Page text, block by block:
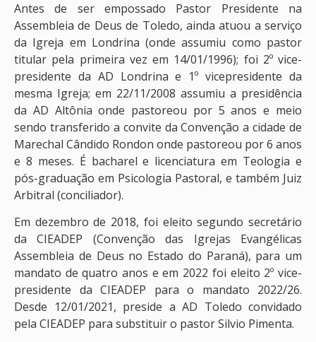
Antes de ser empossado Pastor Presidente na
Assembleia de Deus de Toledo, ainda atuou a serviço
da Igreja em Londrina (onde assumiu como pastor
titular pela primeira vez em 14/01/1996); foi 2º vice-
presidente da AD Londrina e 1º vicepresidente da
mesma Igreja; em 22/11/2008 assumiu a presidência
da AD Altônia onde pastoreou por 5 anos e meio
sendo transferido a convite da Convenção a cidade de
Marechal Cândido Rondon onde pastoreou por 6 anos
e 8 meses. É bacharel e licenciatura em Teologia e
pós-graduação em Psicologia Pastoral, e também Juiz
Arbitral (conciliador).
Em dezembro de 2018, foi eleito segundo secretário
da CIEADEP (Convenção das Igrejas Evangélicas
Assembleia de Deus no Estado do Paraná), para um
mandato de quatro anos e em 2022 foi eleito 2º vice-
presidente da CIEADEP para o mandato 2022/26.
Desde 12/01/2021, preside a AD Toledo convidado
pela CIEADEP para substituir o pastor Silvio Pimenta.